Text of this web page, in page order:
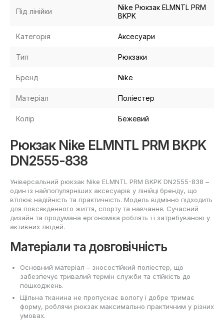
Під лінійки
Nike Рюкзак ELMNTL PRM
BKPK
Категорія Аксесуари
Тип Рюкзаки
Бренд Nike
Матеріал Поліестер
Колір Бежевий
Рюкзак Nike ELMNTL PRM BKPK
DN2555-838
Універсальний рюкзак Nike ELMNTL PRM BKPK DN2555-838 –
один із найпопулярніших аксесуарів у лінійці бренду, що
втілює надійність та практичність. Модель відмінно підходить
для повсякденного життя, спорту та навчання. Сучасний
дизайн та продумана ергономіка роблять її затребуваною у
активних людей.
Матеріали та довговічність
Основний матеріал – зносостійкий поліестер, що
забезпечує тривалий термін служби та стійкість до
пошкоджень.
Щільна тканина не пропускає вологу і добре тримає
форму, роблячи рюкзак максимально практичним у різних
умовах.